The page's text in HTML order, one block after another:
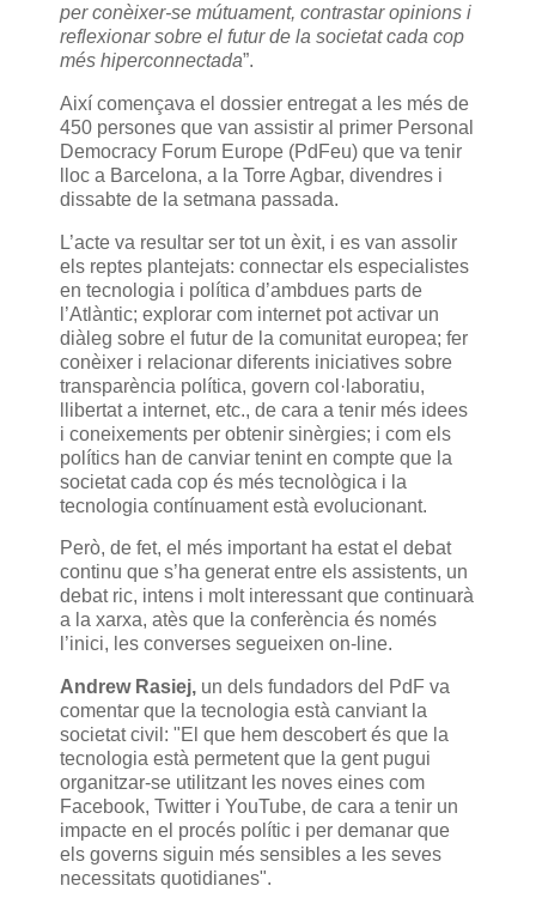
per conèixer-se mútuament, contrastar opinions i
reflexionar sobre el futur de la societat cada cop
més hiperconnectada”.
Així començava el dossier entregat a les més de
450 persones que van assistir al primer Personal
Democracy Forum Europe (PdFeu) que va tenir
lloc a Barcelona, a la Torre Agbar, divendres i
dissabte de la setmana passada.
L’acte va resultar ser tot un èxit, i es van assolir
els reptes plantejats: connectar els especialistes
en tecnologia i política d’ambdues parts de
l’Atlàntic; explorar com internet pot activar un
diàleg sobre el futur de la comunitat europea; fer
conèixer i relacionar diferents iniciatives sobre
transparència política, govern col·laboratiu,
llibertat a internet, etc., de cara a tenir més idees
i coneixements per obtenir sinèrgies; i com els
polítics han de canviar tenint en compte que la
societat cada cop és més tecnològica i la
tecnologia contínuament està evolucionant.
Però, de fet, el més important ha estat el debat
continu que s’ha generat entre els assistents, un
debat ric, intens i molt interessant que continuarà
a la xarxa, atès que la conferència és només
l’inici, les converses segueixen on-line.
Andrew Rasiej, un dels fundadors del PdF va
comentar que la tecnologia està canviant la
societat civil: "El que hem descobert és que la
tecnologia està permetent que la gent pugui
organitzar-se utilitzant les noves eines com
Facebook, Twitter i YouTube, de cara a tenir un
impacte en el procés polític i per demanar que
els governs siguin més sensibles a les seves
necessitats quotidianes".